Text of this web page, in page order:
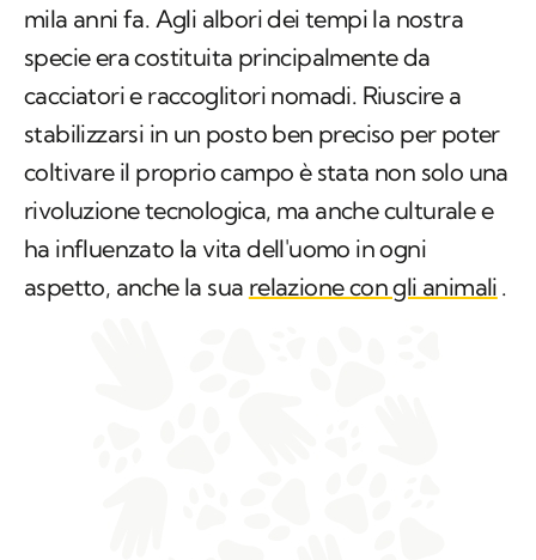
mila anni fa. Agli albori dei tempi la nostra
specie era costituita principalmente da
cacciatori e raccoglitori nomadi. Riuscire a
stabilizzarsi in un posto ben preciso per poter
coltivare il proprio campo è stata non solo una
rivoluzione tecnologica, ma anche culturale e
ha influenzato la vita dell'uomo in ogni
aspetto, anche la sua relazione con gli animali .